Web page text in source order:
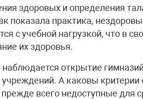
здоровых и определения
показала практика,
с учебной нагрузкой, что в
их здоровья.
открытие
А каковы критерии
всего недоступные для